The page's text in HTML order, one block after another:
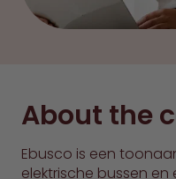
About the
Ebusco is een
elektrische bussen